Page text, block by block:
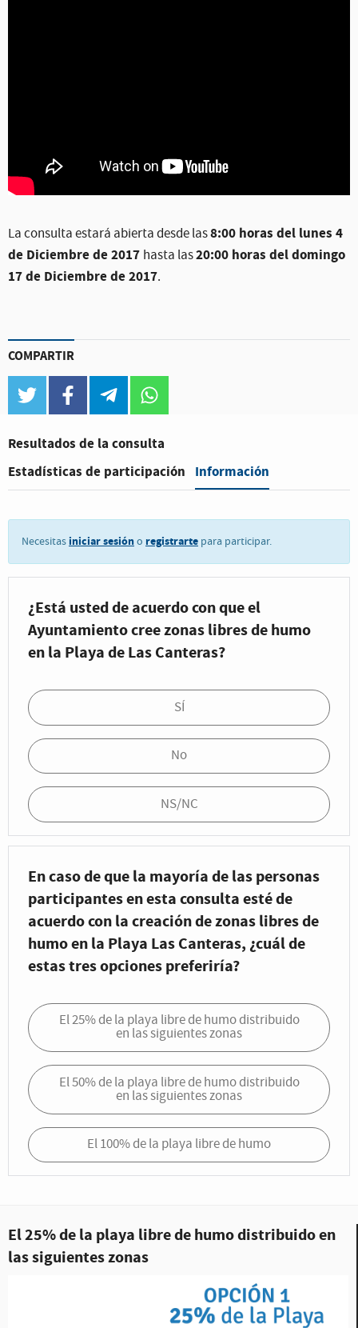
La consulta estará abierta desde las8:00 horas del lunes 4
de Diciembre de 2017 hasta las20:00 horas del domingo
17 de Diciembre de 2017.
COMPARTIR
twitter facebook telegram
Resultados de la consulta
Estadísticas de participación
Información
Necesitas iniciar sesióno registrarte para participar.
¿Está usted de acuerdo con que el
Ayuntamiento cree zonas libres de humo
en la Playa de Las Canteras?
SÍ
No
NS/NC
En caso de que la mayoría de las personas
participantes en esta consulta esté de
acuerdo con la creación de zonas libres de
humo en la Playa Las Canteras, ¿cuál de
estas tres opciones preferiría?
El 25% de la playa libre de humo distribuido
en las siguientes zonas
El 50% de la playa libre de humo distribuido
en las siguientes zonas
El 100% de la playa libre de humo
El 25% de la playa libre de humo distribuido en
las siguientes zonas